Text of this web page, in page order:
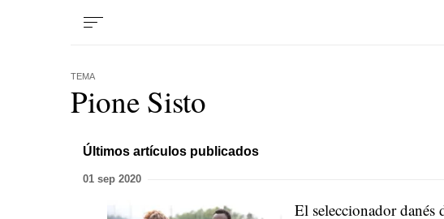
TEMA
Pione Sisto
Últimos artículos publicados
01 sep 2020
El seleccionador danés